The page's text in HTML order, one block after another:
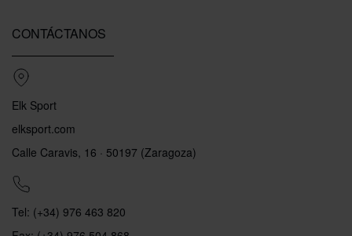
CONTÁCTANOS
Elk Sport
elksport.com
Calle Caravis, 16 · 50197 (Zaragoza)
Tel: (+34) 976 463 820